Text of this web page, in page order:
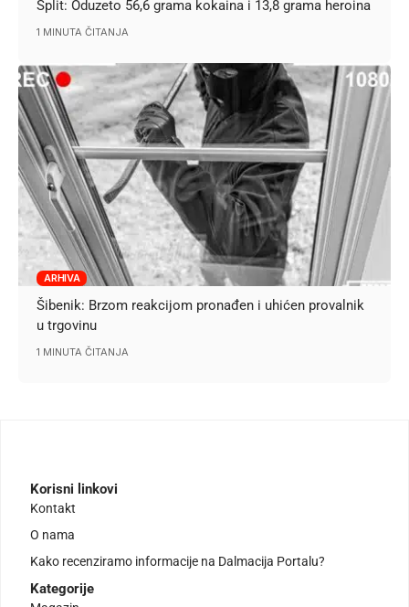
Split: Oduzeto 56,6 grama kokaina i 13,8 grama heroina
1 MINUTA ČITANJA
ARHIVA
Šibenik: Brzom reakcijom pronađen i uhićen provalnik
u trgovinu
1 MINUTA ČITANJA
Korisni linkovi
Kontakt
O nama
Kako recenziramo informacije na Dalmacija Portalu?
Kategorije